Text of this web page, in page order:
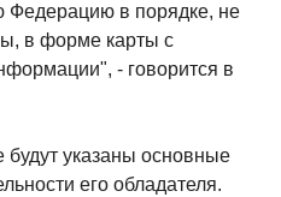
Федерацию в порядке, не
в форме карты с
- говорится в
указаны основные
его обладателя.